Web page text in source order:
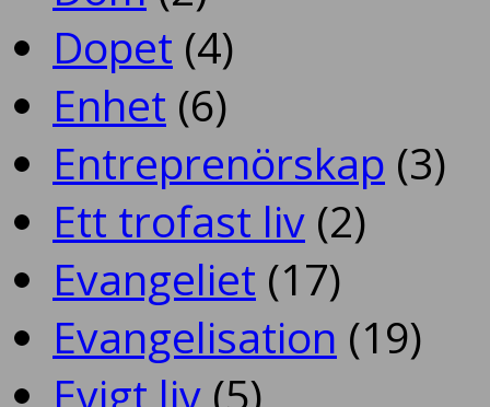
Dopet (4)
Enhet (6)
Entreprenörskap (3)
Ett trofast liv (2)
Evangeliet (17)
Evangelisation (19)
Evigt liv (5)